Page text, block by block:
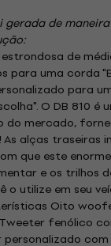
gerada de
de
para uma corda
para
O DB 810 é
do mercado,
As alças traseiras
que este
e os trilhos
o utilize em seu
Oito
fenólico
personalizado